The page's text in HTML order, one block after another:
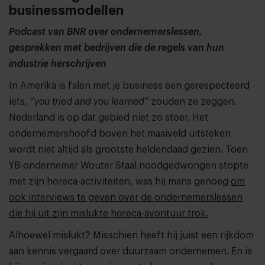
businessmodellen
Podcast van BNR over ondernemerslessen,
gesprekken met bedrijven die de regels van hun
industrie herschrijven
In Amerika is falen met je business een gerespecteerd
iets, “you tried and you learned” zouden ze zeggen.
Nederland is op dat gebied niet zo stoer. Het
ondernemershoofd boven het maaiveld uitsteken
wordt niet altijd als grootste heldendaad gezien. Toen
YB-ondernemer Wouter Staal noodgedwongen stopte
met zijn horeca-activiteiten, was hij mans genoeg om
ook interviews te geven over de ondernemerslessen
die hij uit zijn mislukte horeca-avontuur trok.
Alhoewel mislukt? Misschien heeft hij juist een rijkdom
aan kennis vergaard over duurzaam ondernemen. En is